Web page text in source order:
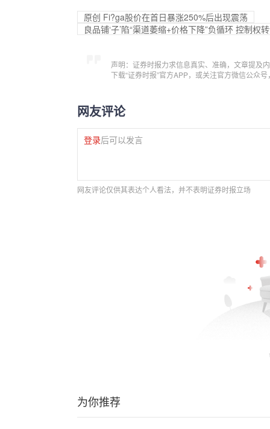
原创 Fi?ga股价在首日暴涨250%后出现震荡
良品铺‘子’陷“渠道萎缩+价格下降”负循环 控制权
声明：证券时报力求信息真实、准确，文章提及
下载“证券时报”官方APP，或关注官方微信公众
网友评论
登录后可以发言
网友评论仅供其表达个人看法，并不表明证券时报立场
为你推荐